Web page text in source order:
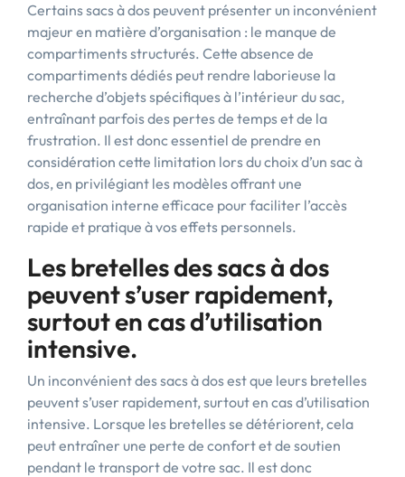
Certains sacs à dos peuvent présenter un inconvénient
majeur en matière d’organisation : le manque de
compartiments structurés. Cette absence de
compartiments dédiés peut rendre laborieuse la
recherche d’objets spécifiques à l’intérieur du sac,
entraînant parfois des pertes de temps et de la
frustration. Il est donc essentiel de prendre en
considération cette limitation lors du choix d’un sac à
dos, en privilégiant les modèles offrant une
organisation interne efficace pour faciliter l’accès
rapide et pratique à vos effets personnels.
Les bretelles des sacs à dos
peuvent s’user rapidement,
surtout en cas d’utilisation
intensive.
Un inconvénient des sacs à dos est que leurs bretelles
peuvent s’user rapidement, surtout en cas d’utilisation
intensive. Lorsque les bretelles se détériorent, cela
peut entraîner une perte de confort et de soutien
pendant le transport de votre sac. Il est donc